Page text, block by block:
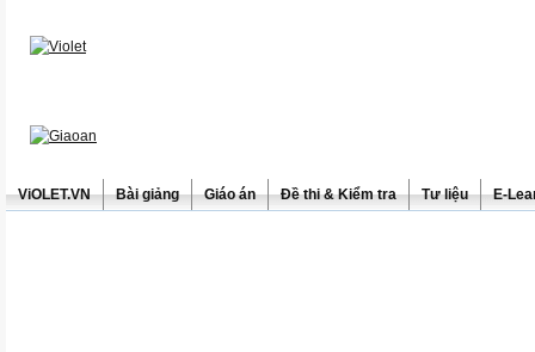
ViOLET.VN Bài giảng Giáo án Đề thi & Kiểm tra Tư liệu E-